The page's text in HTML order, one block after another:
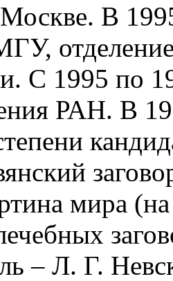
В
С 1995 по
РАН. В
мира
– Л. Г.